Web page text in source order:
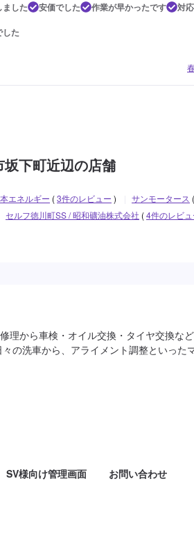
した 安価でした 作業が早かったです 対
した
下町近辺の店舗
エネルギー (3件のレビュー ) サンモータース (
セルフ徳川町SS / 昭和礦油株式会社 (4件のレビュ
理から車検・オイル交換・タイヤ交換な
の洗車から、アライメント調整といった
SV様向け管理画面 お問い合わせ